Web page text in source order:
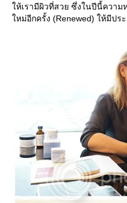
ห้เรามีผิวที่สวย ซึ่งในปีนี้ความ
หม่อีกครั้ง (Renewed) ให้มีปร